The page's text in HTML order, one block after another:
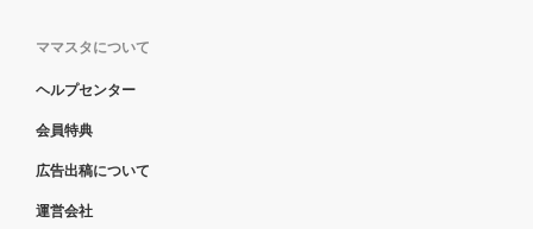
ママスタについて
ヘルプセンター
会員特典
広告出稿について
運営会社